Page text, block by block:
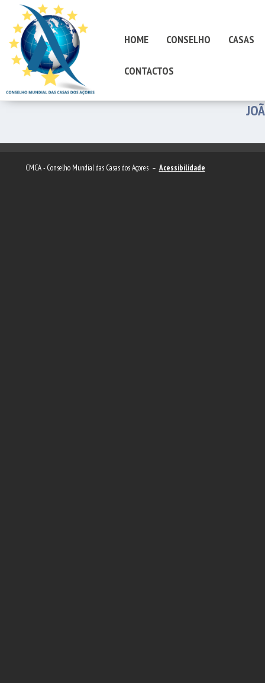
HOME CONSELHO CASAS
CONTACTOS
CMCA - Conselho Mundial das Casas dos Açores – Acessibilidade